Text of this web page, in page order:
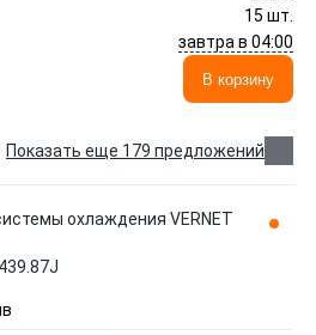
15 шт.
завтра в 04:00
В корзину
Показать еще 179 предложений
охлаждения VERNET